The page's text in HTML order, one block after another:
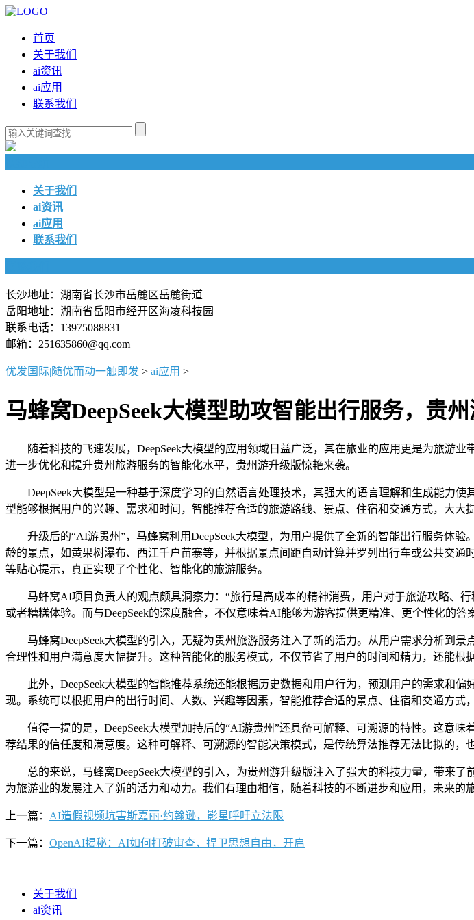
首页
关于我们
ai资讯
ai应用
联系我们
关于我们
ai资讯
ai应用
联系我们
长沙地址：湖南省长沙市岳麓区岳麓街道
岳阳地址：湖南省岳阳市经开区海凌科技园
联系电话：13975088831
邮箱：251635860@qq.com
优发国际|随优而动一触即发 > ai应用 >
马蜂窝DeepSeek大模型助攻智能出行服务，贵
随着科技的飞速发展，DeepSeek大模型的应用领域日益广泛，其在旅业的应用更是为旅游业
进一步优化和提升贵州旅游服务的智能化水平，贵州游升级版惊艳来袭。
DeepSeek大模型是一种基于深度学习的自然语言处理技术，其强大的语言理解和生成能力使
型能够根据用户的兴趣、需求和时间，智能推荐合适的旅游路线、景点、住宿和交通方式，大大
升级后的“AI游贵州”，马蜂窝利用DeepSeek大模型，为用户提供了全新的智能出行服务体验
龄的景点，如黄果树瀑布、西江千户苗寨等，并根据景点间距自动计算并罗列出行车或公共交
等贴心提示，真正实现了个性化、智能化的旅游服务。
马蜂窝AI项目负责人的观点颇具洞察力：“旅行是高成本的精神消费，用户对于旅游攻略、
或者糟糕体验。而与DeepSeek的深度融合，不仅意味着AI能够为游客提供更精准、更个性化的
马蜂窝DeepSeek大模型的引入，无疑为贵州旅游服务注入了新的活力。从用户需求分析到
合理性和用户满意度大幅提升。这种智能化的服务模式，不仅节省了用户的时间和精力，还能
此外，DeepSeek大模型的智能推荐系统还能根据历史数据和用户行为，预测用户的需求和
现。系统可以根据用户的出行时间、人数、兴趣等因素，智能推荐合适的景点、住宿和交通方式
值得一提的是，DeepSeek大模型加持后的“AI游贵州”还具备可解释、可溯源的特性。这意
荐结果的信任度和满意度。这种可解释、可溯源的智能决策模式，是传统算法推荐无法比拟的，
总的来说，马蜂窝DeepSeek大模型的引入，为贵州游升级版注入了强大的科技力量，带来
为旅游业的发展注入了新的活力和动力。我们有理由相信，随着科技的不断进步和应用，未来
上一篇： AI造假视频坑害斯嘉丽·约翰逊，影星呼吁立法限
下一篇： OpenAI揭秘：AI如何打破审查，捍卫思想自由，开启
关于我们
ai资讯